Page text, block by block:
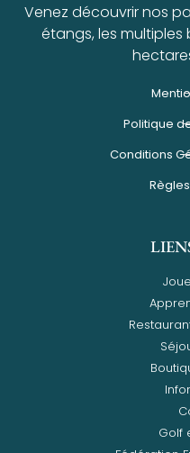
Venez découvrir nos
étangs, les multiples
Politique
Conditions
Golf